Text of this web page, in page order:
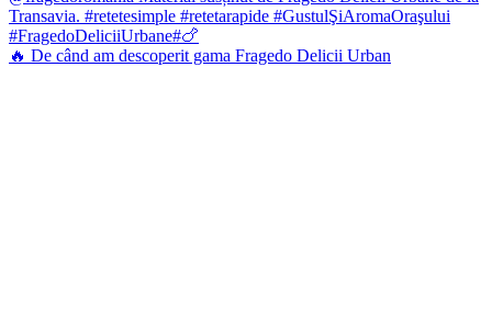
🔥 De când am descoperit gama Fragedo Delicii Urban